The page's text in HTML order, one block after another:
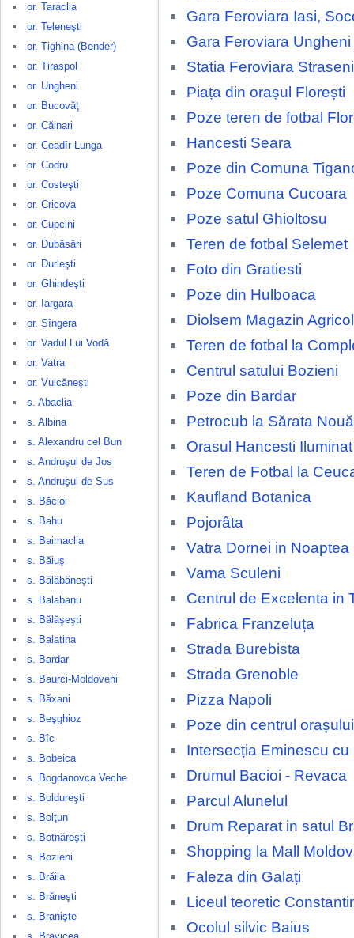
or. Taraclia
or. Teleneşti
or. Tighina (Bender)
or. Tiraspol
or. Ungheni
or. Bucovăţ
or. Căinari
or. Ceadîr-Lunga
or. Codru
or. Costeşti
or. Cricova
or. Cupcini
or. Dubăsări
or. Durleşti
or. Ghindeşti
or. Iargara
or. Sîngera
or. Vadul Lui Vodă
or. Vatra
or. Vulcăneşti
s. Abaclia
s. Albina
s. Alexandru cel Bun
s. Andruşul de Jos
s. Andruşul de Sus
s. Băcioi
s. Bahu
s. Baimaclia
s. Băiuş
s. Bălăbăneşti
s. Balabanu
s. Bălăşeşti
s. Balatina
s. Bardar
s. Baurci-Moldoveni
s. Băxani
s. Beşghioz
s. Bîc
s. Bobeica
s. Bogdanovca Veche
s. Boldureşti
s. Bolţun
s. Botnăreşti
s. Bozieni
s. Brăila
s. Brăneşti
s. Branişte
Gara Feroviara Iasi,
Gara Feroviara Ungheni
Statia Feroviara Straseni
Piața din orașul Florești
Poze teren de fotbal
Hancesti Seara
Poze din Comuna
Poze Comuna Cucoara
Poze satul Ghioltosu
Teren de fotbal Selemet
Foto din Gratiesti
Poze din Hulboaca
Diolsem Magazin Agricol
Teren de fotbal la
Centrul satului Bozieni
Poze din Bardar
Petrocub la Sărata Nouă
Orasul Hancesti
Teren de Fotbal la
Kaufland Botanica
Pojorâta
Vatra Dornei in Noaptea
Vama Sculeni
Centrul de Excelenta in
Fabrica Franzeluța
Strada Burebista
Strada Grenoble
Pizza Napoli
Poze din centrul
Intersecția Eminescu cu
Drumul Bacioi - Revaca
Parcul Alunelul
Drum Reparat in satul
Shopping la Mall
Faleza din Galați
Liceul teoretic
Ocolul silvic Baius